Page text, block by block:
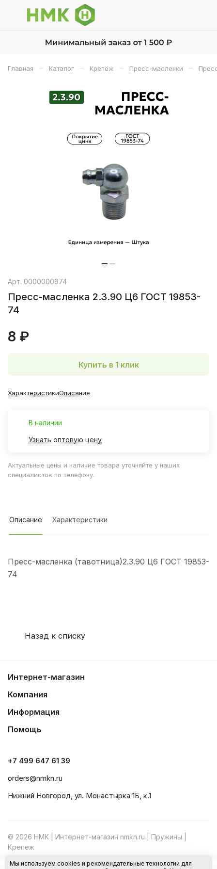
Главная – Каталог – Крепёж – Пресс-масленки –
Арт. 0000000974
Пресс-масленка 2.3.90 Ц6 ГОСТ 19853-
74
8 ₽
Купить в 1 клик
ХарактеристикиОписание
В наличии
Узнать оптовую цену
Актуальные цены и наличие товара уточняйте у наших
специалистов по телефону.
Описание Характеристики
Пресс-масленка (тавотница)2.3.90 Ц6 ГОСТ 19853-
74
Назад к списку
Интернет-магазин
Компания
Информация
Помощь
+7 499 647 61 39
orders@nmkn.ru
Нижний Новгород, ул. Монастырка 1Б, к.1
© 2026 НМК | Интернет-магазин nmkn.ru | Пружины |
Крепеж
Конфиденциальность Оферта
Мы используем cookies и рекомендательные технологии для